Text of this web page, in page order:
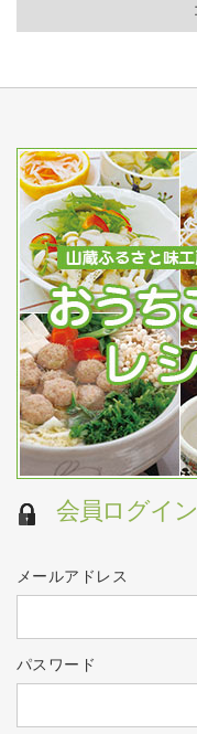
会員ログイン
メールアドレス
パスワード